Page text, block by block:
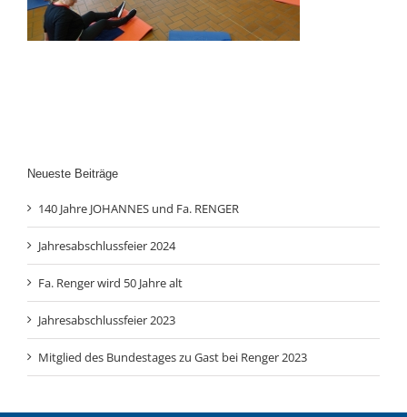
Neueste Beiträge
140 Jahre JOHANNES und Fa. RENGER
Jahresabschlussfeier 2024
Fa. Renger wird 50 Jahre alt
Jahresabschlussfeier 2023
Mitglied des Bundestages zu Gast bei Renger 2023